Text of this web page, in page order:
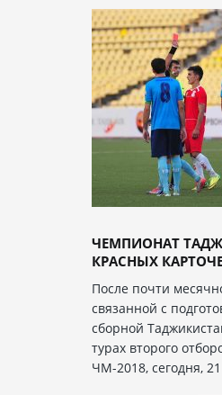
ЧЕМПИОНАТ
КРАСНЫХ
После почти
связанной с
сборной
турах второго
ЧМ-2018, сегодня, 21